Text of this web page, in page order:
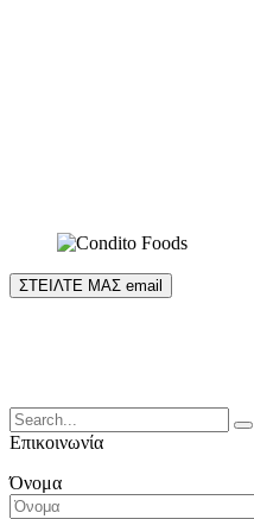
ΣΤΕΙΛΤΕ ΜΑΣ email
Search
for:
Επικοινωνία
Όνομα